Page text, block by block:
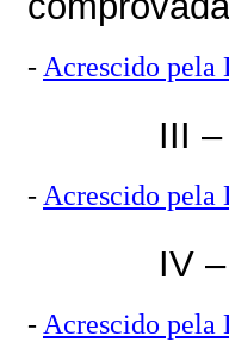
- Acrescido pela
III
- Acrescido pela
IV
- Acrescido pela